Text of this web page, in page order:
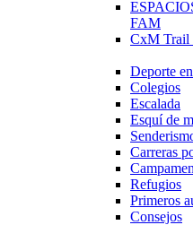
FAM
CxM
Deporte
Colegios
Escalada
Esquí de
Carreras
Refugios
Primeros
Consejos